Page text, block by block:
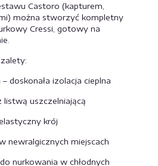
Castoro (kapturem,
można stworzyć kompletny
Cressi, gotowy na
doskonała izolacja cieplna
listwą uszczelniającą
krój
newralgicznych miejscach
nurkowania w chłodnych